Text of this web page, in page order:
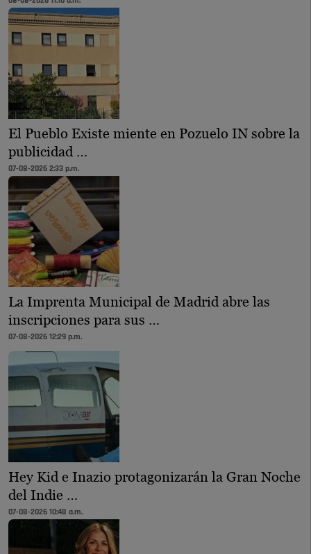
El Pueblo Existe miente en Pozuelo IN sobre la
publicidad …
07-08-2026 2:33 p.m.
La Imprenta Municipal de Madrid abre las
inscripciones para sus …
07-08-2026 12:29 p.m.
Hey Kid e Inazio protagonizarán la Gran Noche
del Indie …
07-08-2026 10:48 a.m.